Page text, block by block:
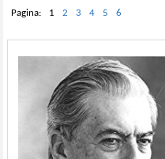
Pagina: 1 2 3 4 5 6